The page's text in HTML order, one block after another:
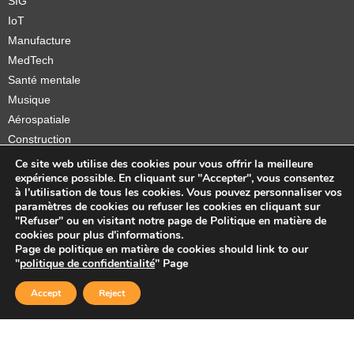
IoT
Manufacture
MedTech
Santé mentale
Musique
Aérospatiale
Construction
Orthèses et prothèses
Startups
Copyright © 2026 Sidekick Interactive Inc.
Ce site web utilise des cookies pour vous offrir la meilleure
expérience possible. En cliquant sur "Accepter", vous consentez
à l'utilisation de tous les cookies. Vous pouvez personnaliser vos
paramètres de cookies ou refuser les cookies en cliquant sur
"Refuser" ou en visitant notre page de Politique en matière de
cookies pour plus d'informations.
Page de politique en matière de cookies should link to our
"politique de confidentialité" Page
Accept Reject